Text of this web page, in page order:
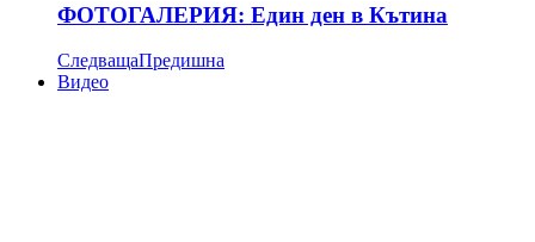
ФОТОГАЛЕРИЯ: Един ден в Кътина
СледващаПредишна
Видео